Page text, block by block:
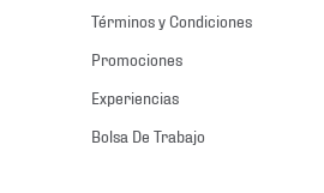
Términos y Condiciones
Promociones
Experiencias
Bolsa De Trabajo